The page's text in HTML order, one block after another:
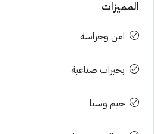
المميزات
امن وحراسة
بحيرات صناعية
جيم وسبا